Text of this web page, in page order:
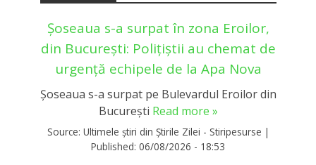
Șoseaua s-a surpat în zona Eroilor,
din București: Polițiștii au chemat de
urgență echipele de la Apa Nova
Șoseaua s-a surpat pe Bulevardul Eroilor din
București Read more »
Source: Ultimele știri din Știrile Zilei - Stiripesurse |
Published: 06/08/2026 - 18:53